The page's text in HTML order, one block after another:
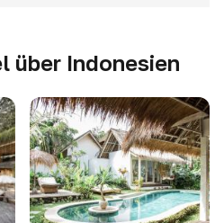
über Indonesien